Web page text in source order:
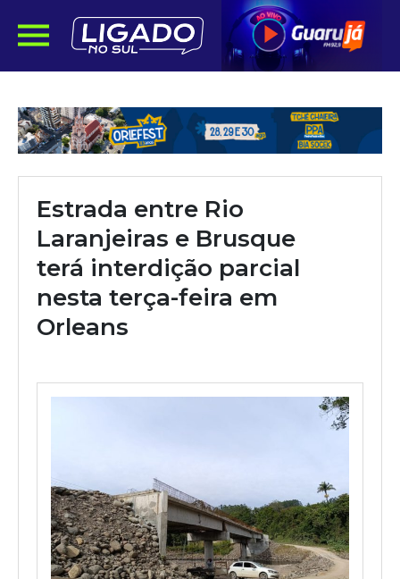
Estrada entre Rio
Laranjeiras e Brusque
terá interdição parcial
nesta terça-feira em
Orleans